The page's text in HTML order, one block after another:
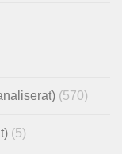
(570)
(5)